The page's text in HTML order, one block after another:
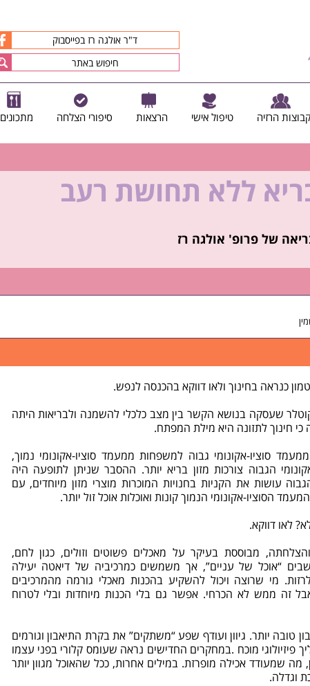
ד"ר אולגה רז בפייסבוק
קבוצות הרזיה טיפול אישי הרצאות סיפורי הצלחה מתכונים
הזה ולזה שאחריו!
ללא תחושת רעב
של פרופ' אולגה רז
כנראה בחינוך ולאו דווקא בהכנסה לנפש.
שעסקה בנושא הקשר בין מצב כלכלי להשמנה ולבריאות היתה
חינוך לתזונה היא מילת המפתח.
סוציו-אקונומי גבוה למשפחות ממעמד סוציו-אקונומי נמוך,
הגבוה צורכות מזון בריא יותר. ההסבר שניתן לתופעה היה
עושות את הקניות בחנויות המוכרות מוצרי מזון מיוחדים, עם
הסוציו-אקונומי הנמוך קונות ואוכלות אוכל זול יותר.
לאו דווקא.
מבוססת בעיקר על מאכלים פשוטים וזולים, כגון לחם,
“אוכל של עניים”, אך משמשים כמרכיביה של דיאטה יעילה
מי שרוצה ויכול להשקיע בהכנות מאכלי גורמה מהמרכיבים
זה ממש לא הכרחי. אפשר גם בלי הכנות מיוחדות ובלי לטרוח
טובה יותר. גיוון ועודף שפע “משתקים” את בקרת התיאבון וגורמים
פיזיולוגי מוכח .במחקרים החדישים נראה שעומס קלורי בפני עצמו
מה שמעודד אכילה מופרזת. במילים אחרות, ככל שהאוכל מגוון יותר
וגדלה.